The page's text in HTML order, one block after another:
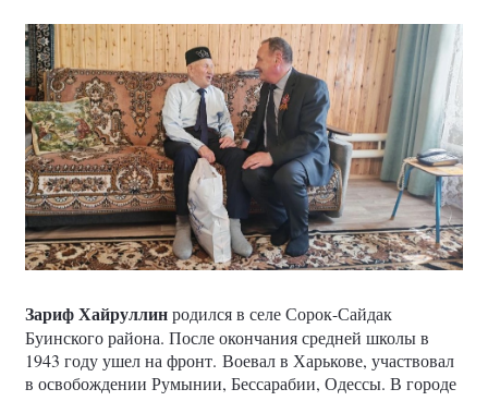
Зариф Хайруллинродился в селе Сорок-Сайдак
Буинского района. После окончания средней школы в
1943 году ушел на фронт. Воевал в Харькове, участвовал
в освобождении Румынии, Бессарабии, Одессы. В городе